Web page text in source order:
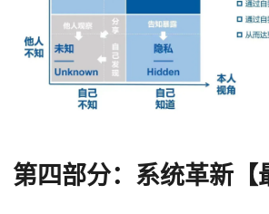
第四部分：系统革新【